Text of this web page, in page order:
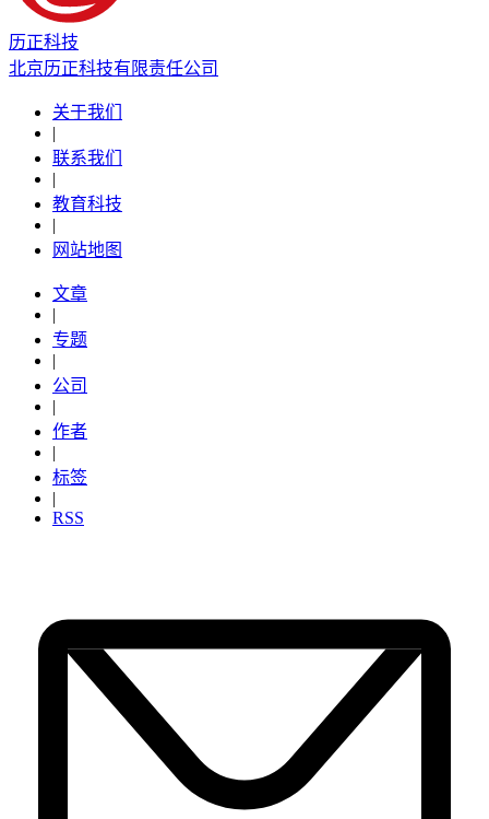
历正科技
北京历正科技有限责任公司
关于我们
联系我们
教育科技
网站地图
文章
专题
公司
作者
标签
RSS